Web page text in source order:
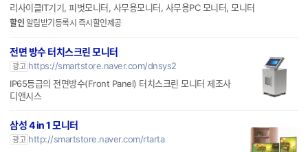
전면 방수 터치스크린 모니터
IP65등급의 전면방수(Front Panel) 터치스크린 모니터 제조사
디앤시스
삼성 4 in 1 모니터
한정수량 200대, 노트북 필수템, LAN포트 및 USB-C포트 모니
터!